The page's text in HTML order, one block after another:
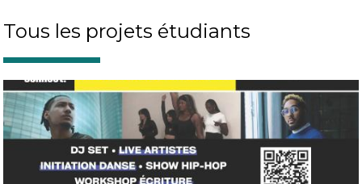
Tous les projets étudiants